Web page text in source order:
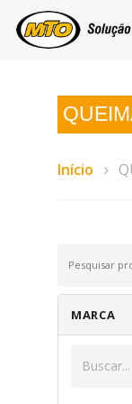
Início
por:
MARCA